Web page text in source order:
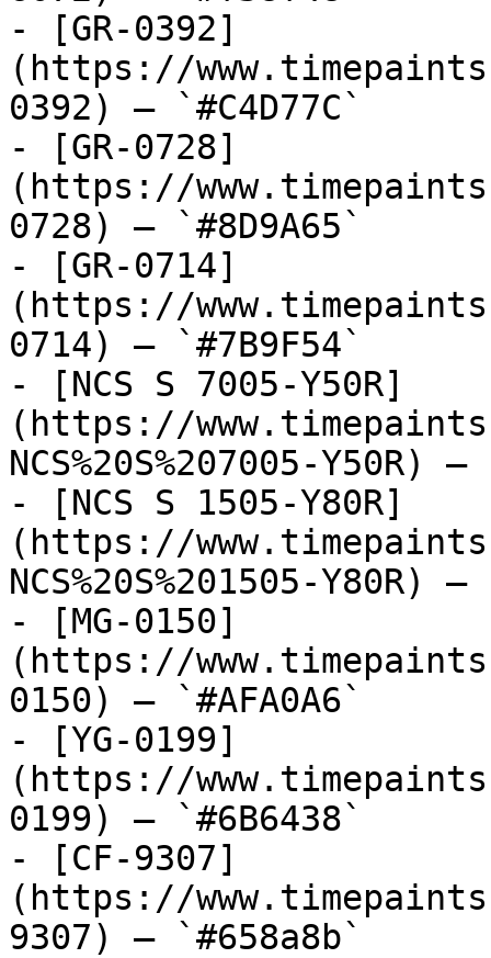
- [GR-0392]
(https://
0392) — `#C4D77C`
- [GR-0728]
(https://
0728) — `#8D9A65`
- [GR-0714]
(https://
0714) — `#7B9F54`
- [NCS S 7005-Y50R]
(https://
NCS%20S%207005-Y50R)
- [NCS S 1505-Y80R]
(https://
NCS%20S%201505-Y80R)
- [MG-0150]
(https://
0150) — `#AFA0A6`
- [YG-0199]
(https://
0199) — `#6B6438`
- [CF-9307]
(https://
9307) — `#658a8b`